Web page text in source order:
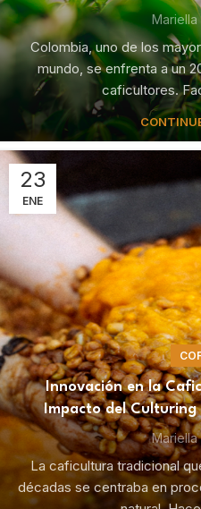
Mariella
Colombia, uno de los
mundo, se enfrenta a un
caficultores.
23
ENE
Innovación en la
Impacto del Culturing
Mariella
La caficultura tradicional
décadas se centraba en